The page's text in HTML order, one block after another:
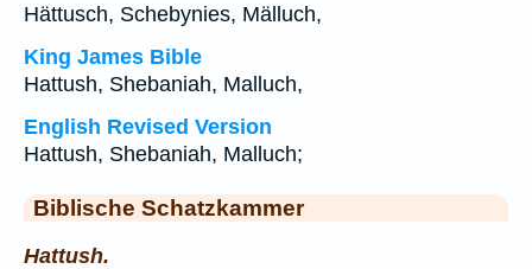
Hättusch, Schebynies, Mälluch,
King James Bible
Hattush, Shebaniah, Malluch,
English Revised Version
Hattush, Shebaniah, Malluch;
Biblische Schatzkammer
Hattush.